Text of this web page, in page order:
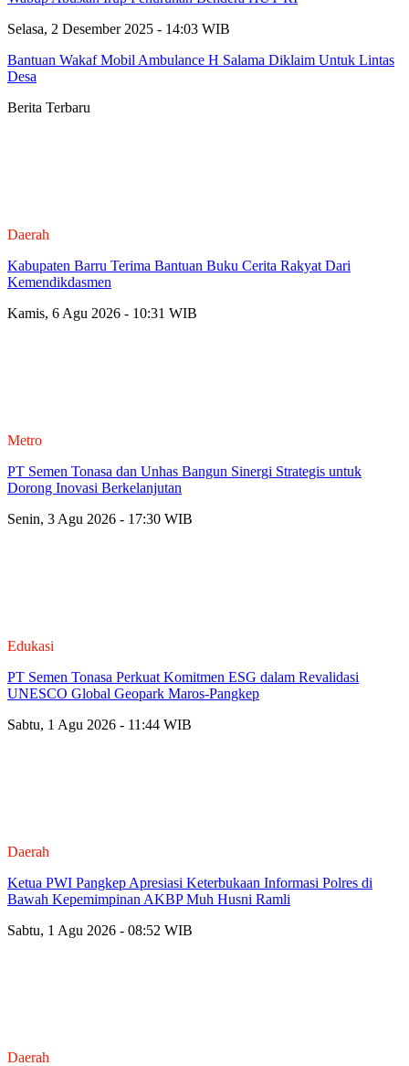
Selasa, 2 Desember 2025 - 14:03 WIB
Bantuan Wakaf Mobil Ambulance H Salama Diklaim Untuk Lintas
Desa
Berita Terbaru
Daerah
Kabupaten Barru Terima Bantuan Buku Cerita Rakyat Dari
Kemendikdasmen
Kamis, 6 Agu 2026 - 10:31 WIB
Metro
PT Semen Tonasa dan Unhas Bangun Sinergi Strategis untuk
Dorong Inovasi Berkelanjutan
Senin, 3 Agu 2026 - 17:30 WIB
Edukasi
PT Semen Tonasa Perkuat Komitmen ESG dalam Revalidasi
UNESCO Global Geopark Maros-Pangkep
Sabtu, 1 Agu 2026 - 11:44 WIB
Daerah
Ketua PWI Pangkep Apresiasi Keterbukaan Informasi Polres di
Bawah Kepemimpinan AKBP Muh Husni Ramli
Sabtu, 1 Agu 2026 - 08:52 WIB
Daerah